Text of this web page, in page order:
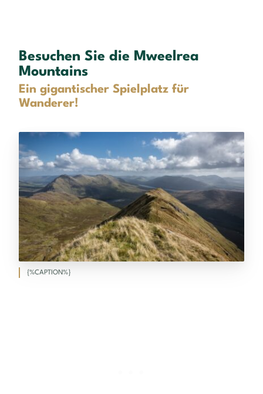
Besuchen Sie die Mweelrea
Mountains
Ein gigantischer Spielplatz für
Wanderer!
{%CAPTION%}